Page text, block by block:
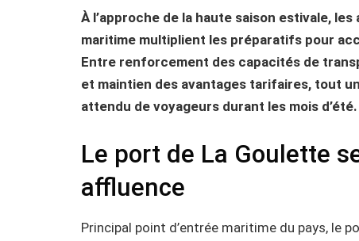
À l’approche de la haute saison estivale,
maritime multiplient les préparatifs pour
Entre renforcement des capacités de
et maintien des avantages tarifaires, tout
attendu de voyageurs durant les mois d’été.
Le port de La Goulette
affluence
Principal point d’entrée maritime du pays, le